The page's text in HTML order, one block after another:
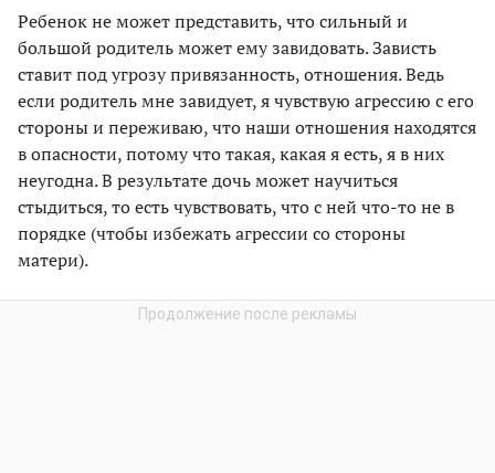
Ребенок не может представить, что сильный и
большой родитель может ему завидовать. Зависть
ставит под угрозу привязанность, отношения. Ведь
если родитель мне завидует, я чувствую агрессию с его
стороны и переживаю, что наши отношения находятся
в опасности, потому что такая, какая я есть, я в них
неугодна. В результате дочь может научиться
стыдиться, то есть чувствовать, что с ней что-то не в
порядке (чтобы избежать агрессии со стороны
матери).